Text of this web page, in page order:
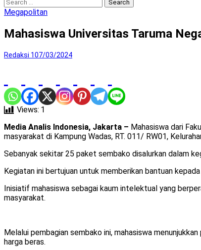
for:
Megapolitan
Mahasiswa Universitas Taruma
Redaksi 107/03/2024
Views: 1
Media Analis Indonesia, Jakarta – Mahasiswa dari
masyarakat di Kampung Wadas, RT. 011/ RW01,
Sebanyak sekitar 25 paket sembako disalurkan dalam
Kegiatan ini bertujuan untuk memberikan bantuan
Inisiatif mahasiswa sebagai kaum intelektual yang
masyarakat.
Melalui pembagian sembako ini, mahasiswa
harga beras.